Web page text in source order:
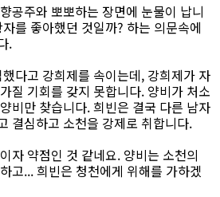
공주와 뽀뽀하는 장면에 눈물이 납니
를 좋아했던 것일까? 하는 의문속에
.
다고 강희제를 속이는데, 강희제가 자
질 기회를 갖지 못합니다. 양비가 처소
비만 찾습니다. 희빈은 결국 다른 남자
결심하고 소천을 강제로 취합니다.
자 약점인 것 같네요. 양비는 소천의
고... 희빈은 청천에게 위해를 가하겠